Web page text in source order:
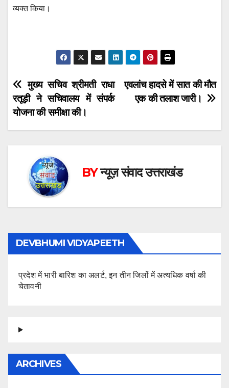
व्यक्त किया।
Post
navigation
एवलांच हादसे में सात की मौत
एक की तलाश जारी।
मुख्य सचिव श्रीमती राधा
रतूड़ी ने सचिवालय में संपर्क
योजना की समीक्षा की।
BYन्यूज़ संवाद उत्तराखंड
DEVBHUMI VIDYAPEETH
प्रदेश में भारी बारिश का अलर्ट, इन तीन जिलों में अत्यधिक वर्षा की
चेतावनी
ARCHIVES